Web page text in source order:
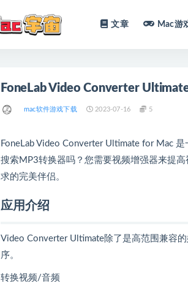
文章 Mac游
mac软件游戏下载 2023-07-16 5
FoneLab Video Converter Ultimate for Mac
搜索MP3转换器吗？您需要视频增强器来提
求的完美伴侣。
应用介绍
Video Converter Ultimate除了是高范围兼容
序。
转换视频/音频